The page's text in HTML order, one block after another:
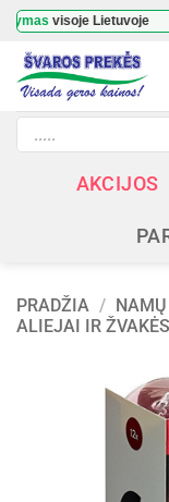
Skip
content
visoje Lietuvoje 🚛
Products
search
AKCIJOS
PRADŽIA / NAMŲ
ALIEJAI IR ŽVAKĖS